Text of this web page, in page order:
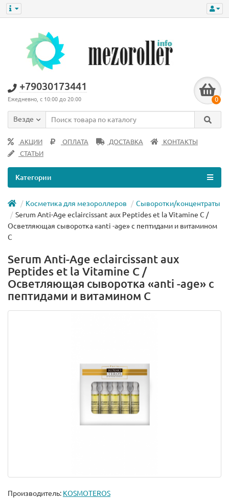
+79030173441
Ежедневно, с 10:00 до 20:00 0
Везде
АКЦИИ ОПЛАТА ДОСТАВКА
КОНТАКТЫ
СТАТЬИ
Категории
Косметика для мезороллеров
Сыворотки/концентраты
Serum Anti-Аge eclaircissant aux Peptides et la Vitamine C /
Осветляющая сыворотка «anti -age» с пептидами и витамином
С
Serum Anti-Аge eclaircissant aux
Peptides et la Vitamine C /
Осветляющая сыворотка «anti -age» с
пептидами и витамином С
Производитель: KOSMOTEROS